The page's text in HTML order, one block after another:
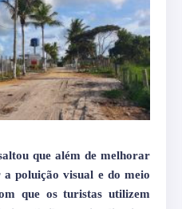
que além de melhorar
poluição visual e do meio
que os turistas utilizem